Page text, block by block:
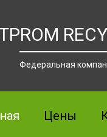
Федеральная
Цены